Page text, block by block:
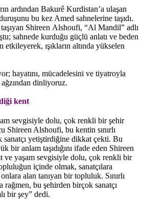
ardından Bakurê Kurdistan’a ulaşan
bu kez Amed sahnelerine taşıdı.
taşıyan Shireen Alshoufi, “Al Mandil” adlı
sahnede kurduğu güçlü anlatı ve beden
ışıkların altında yükselen
hayatını, mücadelesini ve tiyatroyla
dinliyoruz.
kent
sevgisiyle dolu, çok renkli bir şehir
Shireen Alshoufi, bu kentin sınırlı
sanatçı yetiştirdiğine dikkat çekti. Bu
bir anlam taşıdığını ifade eden Shireen
ve yaşam sevgisiyle dolu, çok renkli bir
içinde olmak, sanatçılara
alan tanıyan bir topluluk. Sınırlı
rağmen, bu şehirden birçok sanatçı
bir şey” dedi.